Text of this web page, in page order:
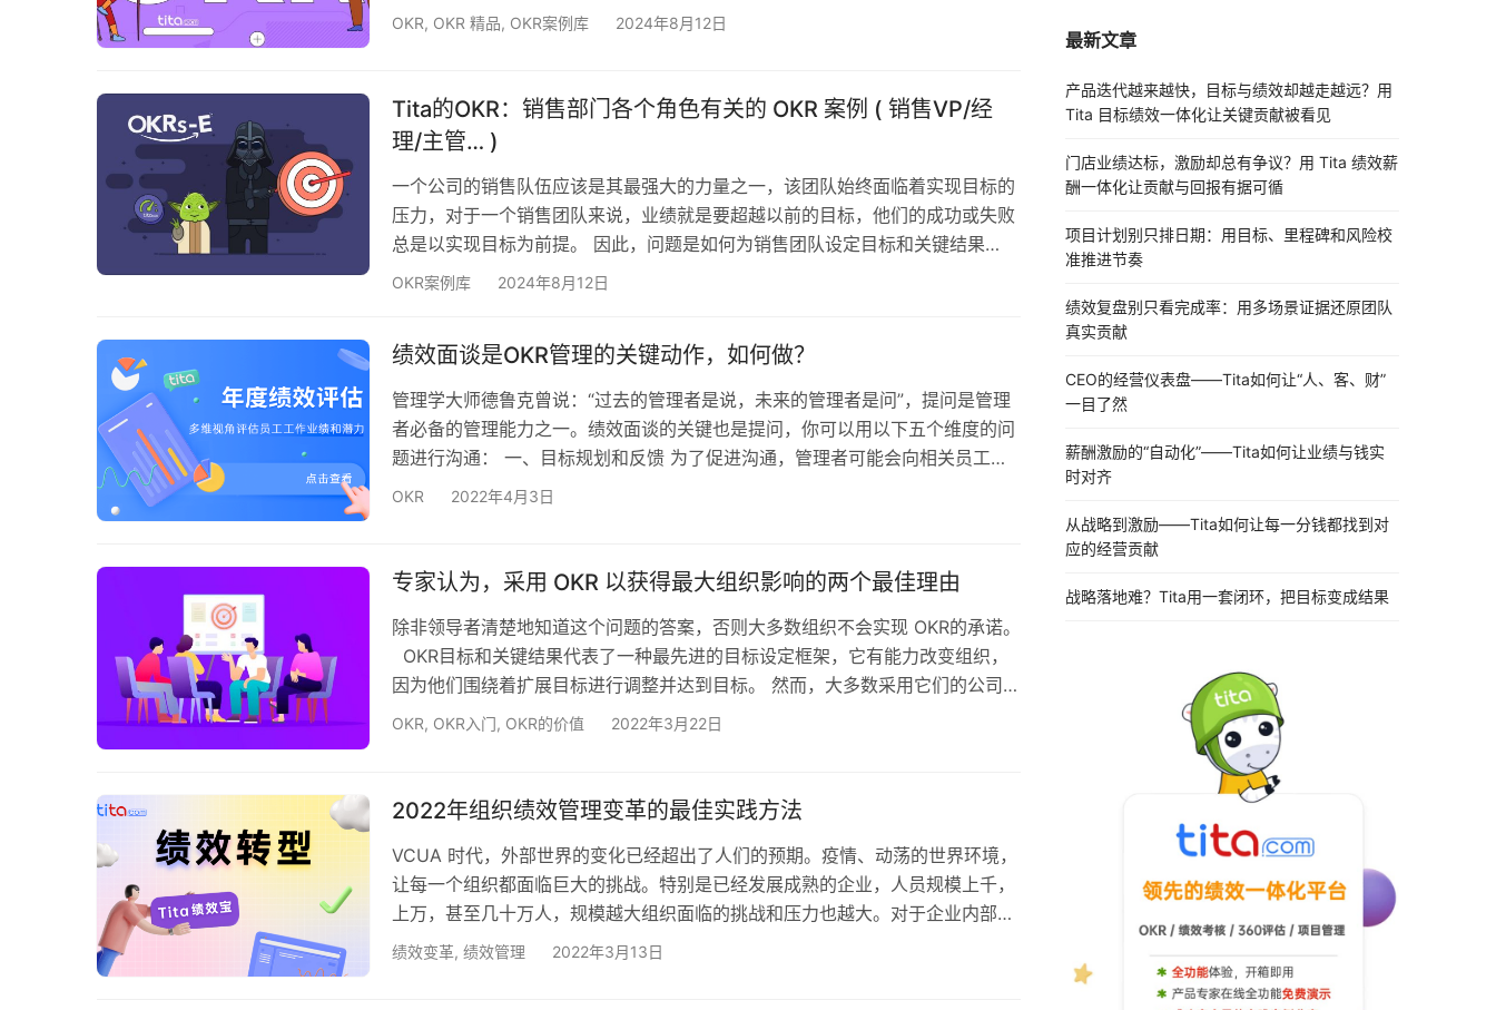
OKRs，如何设置财务OKR，以及财务OKR的常见例子。 财务部门可以成为创始
组3-5个相关的关键结果。例如，你的目标是使收入增长25%。同时…
OKR, OKR 精品, OKR案例库 2024年8月12日
Tita的OKR：销售部门各个角色有关的 OKR 案例 ( 销售VP/经
理/主管… )
一个公司的销售队伍应该是其最强大的力量之一，该团队始终面临着实现目标的
压力，对于一个销售团队来说，业绩就是要超越以前的目标，他们的成功或失败
总是以实现目标为前提。 因此，问题是如何为销售团队设定目标和关键结果
（OKRs），使他们保持积极性。 将重点从数字转向绩效，这个想法简单而有
此，一个理想的OKR框架是帮助所有员工将他们的目标与公司本身为该季度（…
OKR案例库 2024年8月12日
绩效面谈是OKR管理的关键动作，如何做？
管理学大师德鲁克曾说：“过去的管理者是说，未来的管理者是问”，提问是管理
者必备的管理能力之一。绩效面谈的关键也是提问，你可以用以下五个维度的问
题进行沟通： 一、目标规划和反馈 为了促进沟通，管理者可能会向相关员工提
出以下问题： 1. 你打算把精力集中在哪些OKR上，以便为你的角色、团队或公司
OKR进展如何？ 2. 你需要什么样的关键能力来获得成功？…
OKR 2022年4月3日
专家认为，采用 OKR 以获得最大组织影响的两个最佳理由
除非领导者清楚地知道这个问题的答案，否则大多数组织不会实现 OKR的承诺。
OKR目标和关键结果代表了一种最先进的目标设定框架，它有能力改变组织，
因为他们围绕着扩展目标进行调整并达到目标。 然而，大多数采用它们的公司最
终都没有获得该框架的全部好处。 在我的经验中，我越来越看到领导者采用
需要回答一个问题： 你想解决什么问题？ 了解这个看…
OKR, OKR入门, OKR的价值 2022年3月22日
2022年组织绩效管理变革的最佳实践方法
VCUA 时代，外部世界的变化已经超出了人们的预期。疫情、动荡的世界环境，
让每一个组织都面临巨大的挑战。特别是已经发展成熟的企业，人员规模上千，
上万，甚至几十万人，规模越大组织面临的挑战和压力也越大。对于企业内部管
理如何跟上外部世界的变化，成为了当前大企业高管所面临的重要难题。 在过去
绩效变革, 绩效管理 2022年3月13日
最新文章
产品迭代越来越快，目标与绩效却越走越远？用
Tita 目标绩效一体化让关键贡献被看见
门店业绩达标，激励却总有争议？用 Tita 绩效薪
酬一体化让贡献与回报有据可循
项目计划别只排日期：用目标、里程碑和风险校
准推进节奏
绩效复盘别只看完成率：用多场景证据还原团队
真实贡献
CEO的经营仪表盘——Tita如何让“人、客、财”
一目了然
薪酬激励的“自动化”——Tita如何让业绩与钱实
时对齐
从战略到激励——Tita如何让每一分钱都找到对
应的经营贡献
战略落地难？Tita用一套闭环，把目标变成结果